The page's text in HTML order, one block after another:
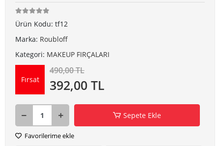
Ürün Kodu: tf12
Marka: Roubloff
Kategori: MAKEUP FIRÇALARI
Fırsat
490,00 TL
392,00 TL
Sepete Ekle
Favorilerime ekle